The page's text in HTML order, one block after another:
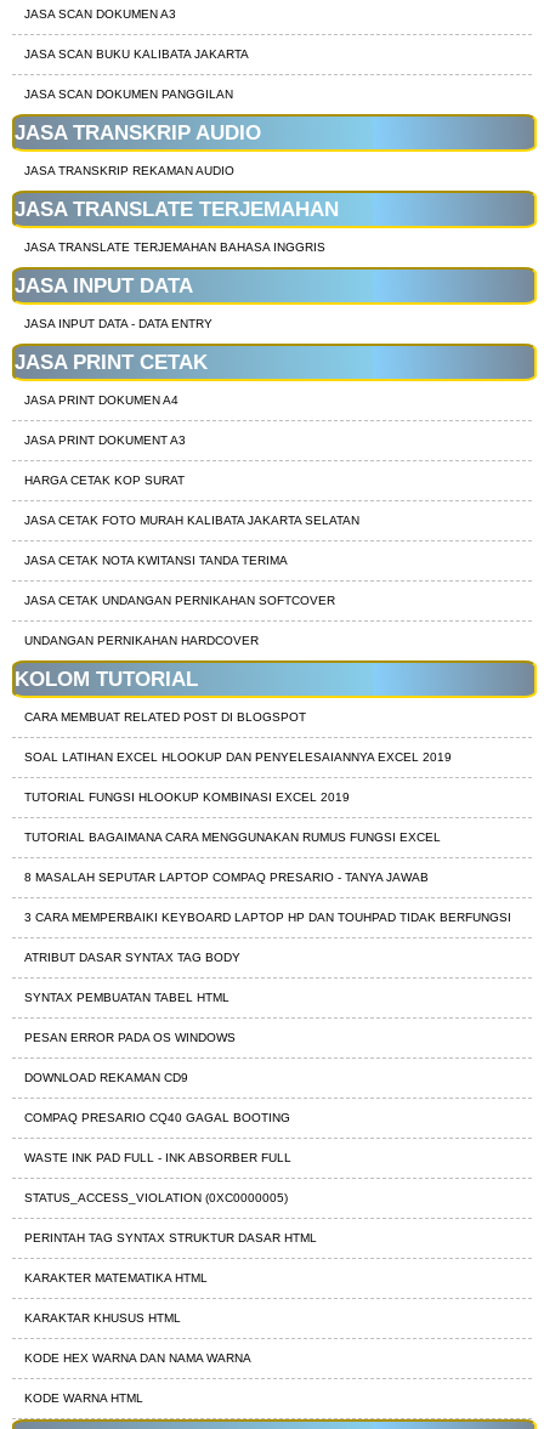
JASA SCAN DOKUMEN A3
JASA SCAN BUKU KALIBATA JAKARTA
JASA SCAN DOKUMEN PANGGILAN
JASA TRANSKRIP AUDIO
JASA TRANSKRIP REKAMAN AUDIO
JASA TRANSLATE TERJEMAHAN
JASA TRANSLATE TERJEMAHAN BAHASA INGGRIS
JASA INPUT DATA
JASA INPUT DATA - DATA ENTRY
JASA PRINT CETAK
JASA PRINT DOKUMEN A4
JASA PRINT DOKUMENT A3
HARGA CETAK KOP SURAT
JASA CETAK FOTO MURAH KALIBATA JAKARTA SELATAN
JASA CETAK NOTA KWITANSI TANDA TERIMA
JASA CETAK UNDANGAN PERNIKAHAN SOFTCOVER
UNDANGAN PERNIKAHAN HARDCOVER
KOLOM TUTORIAL
CARA MEMBUAT RELATED POST DI BLOGSPOT
SOAL LATIHAN EXCEL HLOOKUP DAN PENYELESAIANNYA EXCEL 2019
TUTORIAL FUNGSI HLOOKUP KOMBINASI EXCEL 2019
TUTORIAL BAGAIMANA CARA MENGGUNAKAN RUMUS FUNGSI EXCEL
8 MASALAH SEPUTAR LAPTOP COMPAQ PRESARIO - TANYA JAWAB
3 CARA MEMPERBAIKI KEYBOARD LAPTOP HP DAN TOUHPAD TIDAK BERFUNGSI
ATRIBUT DASAR SYNTAX TAG BODY
SYNTAX PEMBUATAN TABEL HTML
PESAN ERROR PADA OS WINDOWS
DOWNLOAD REKAMAN CD9
COMPAQ PRESARIO CQ40 GAGAL BOOTING
WASTE INK PAD FULL - INK ABSORBER FULL
STATUS_ACCESS_VIOLATION (0XC0000005)
PERINTAH TAG SYNTAX STRUKTUR DASAR HTML
KARAKTER MATEMATIKA HTML
KARAKTAR KHUSUS HTML
KODE HEX WARNA DAN NAMA WARNA
KODE WARNA HTML